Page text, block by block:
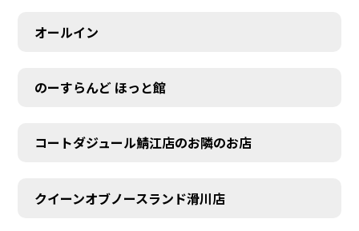
オールイン
のーすらんど ほっと館
コートダジュール鯖江店のお隣のお店
クイーンオブノースランド滑川店